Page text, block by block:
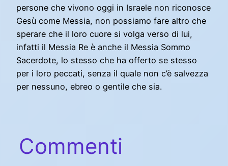
persone che vivono oggi in Israele non riconosce
Gesù come Messia, non possiamo fare altro che
sperare che il loro cuore si volga verso di lui,
infatti il Messia Re è anche il Messia Sommo
Sacerdote, lo stesso che ha offerto se stesso
per i loro peccati, senza il quale non c’è salvezza
per nessuno, ebreo o gentile che sia.
Commenti